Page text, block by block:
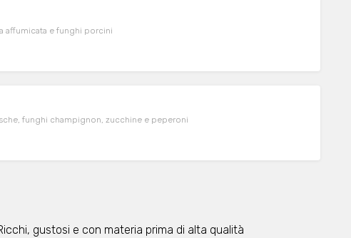
affumicata e funghi porcini
funghi champignon, zucchine e peperoni
gustosi e con materia prima di alta qualità